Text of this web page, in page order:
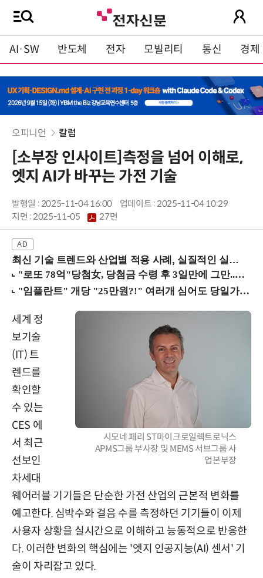
AI·SW 반도체 전자 모빌리티 통신 경제
오피니언 칼럼
[소부장 인사이트]측정을 넘어 이해로,
엣지 AI가 바꾸는 가전 기술
발행일 : 2025-11-04 16:00
업데이트 : 2025-11-04 10:29
지면 :2025-11-05 27면
최신 기술 트렌드와 산업별 적용 사례, 실질적인 실행 전략을 공유 (9/18 양재역)
시모네 페리 ST마이크로일렉트로닉스
APMS그룹 부사장 및 MEMS 서브그룹 사
업본부장
세계 정
보기술
(IT) 트
렌드를
확인할
수 있는
CES 에
서 최근
선보인
차세대
웨어러블 기기들은 단순한 가전 산업의 근본적 변화를
예고한다. 심박수와 걸음 수를 측정하던 기기들이 이제
사용자 상황을 실시간으로 이해하고 능동적으로 반응한
다. 이러한 변화의 핵심에는 '엣지 인공지능(AI) 센서' 기
술이 자리잡고 있다.